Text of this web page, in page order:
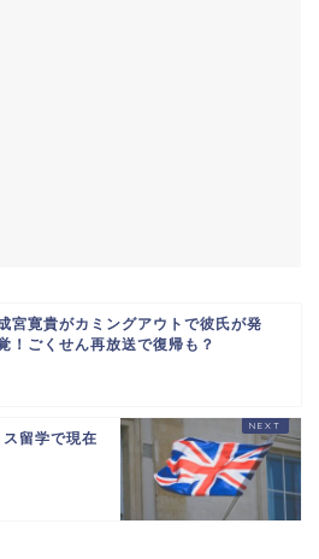
宮寛貴がカミングアウトで彼氏が発
！ごくせん再放送で復帰も？
留学で現在